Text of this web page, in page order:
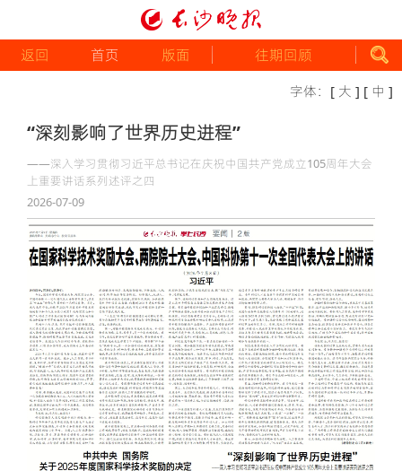
返回 首页 版面 往期回顾
字体： [ 大 ] [ 中 ]
“深刻影响了世界历史进程”
——深入学习贯彻习近平总书记在庆祝中国共产党成立105周年大会
上重要讲话系列述评之四
2026-07-09